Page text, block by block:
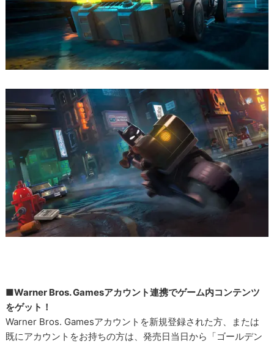
■Warner Bros. Gamesアカウント連携でゲーム内コンテンツ
をゲット！
Warner Bros. Gamesアカウントを新規登録された方、または
既にアカウントをお持ちの方は、発売日当日から「ゴールデン